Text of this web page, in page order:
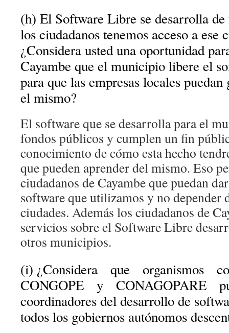
(h) El Software Libre se desarrolla
los ciudadanos tenemos acceso a ese
¿Considera usted una oportunidad
Cayambe que el municipio libere el
para que las empresas locales
el mismo?
El software que se desarrolla para el
fondos públicos y cumplen un fin
conocimiento de cómo esta hecho
que pueden aprender del mismo. Eso
ciudadanos de Cayambe que puedan
software que utilizamos y no depender
ciudades. Además los ciudadanos de
servicios sobre el Software Libre
otros municipios.
(i) ¿Considera que organismos
CONGOPE y CONAGOPARE
coordinadores del desarrollo de
todos los gobiernos autónomos